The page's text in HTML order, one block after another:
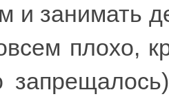
и занимать
плохо,